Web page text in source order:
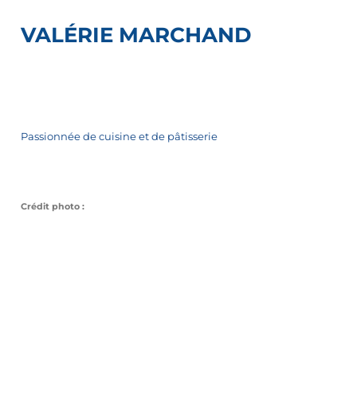
VALÉRIE MARCHAND
Passionnée de cuisine et de pâtisserie
Crédit photo :